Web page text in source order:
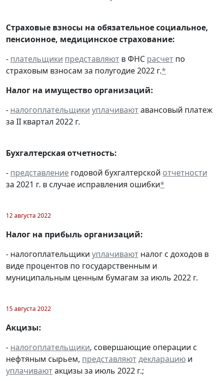
Страховые взносы на обязательное социальное,
пенсионное, медицинское страхование:
- плательщики представляют в ФНС расчет по
страховым взносам за полугодие 2022 г.*
Налог на имущество организаций:
- налогоплательщики уплачиваютавансовый платеж
за II квартал 2022 г.
Бухгалтерская отчетность:
- представление годовой бухгалтерской отчетности
за 2021 г. в случае исправления ошибки*
12 августа 2022
Налог на прибыль организаций:
- налогоплательщики уплачивают налог с доходов в
виде процентов по государственным и
муниципальным ценным бумагам за июль 2022 г.
15 августа 2022
Акцизы:
- налогоплательщики, совершающие операции с
нефтяным сырьем, представляютдекларацию и
уплачиваютакцизы за июль 2022 г.;